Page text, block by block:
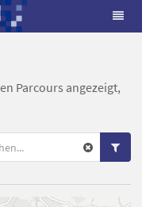
Parcours angezeigt,